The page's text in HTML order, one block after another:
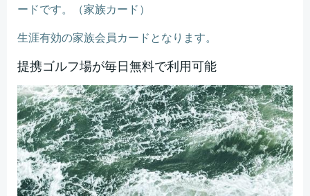
ードです。（家族カード）
生涯有効の家族会員カードとなります。
提携ゴルフ場が毎日無料で利用可能